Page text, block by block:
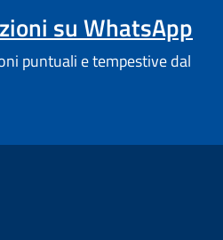
su WhatsApp
puntuali e tempestive dal